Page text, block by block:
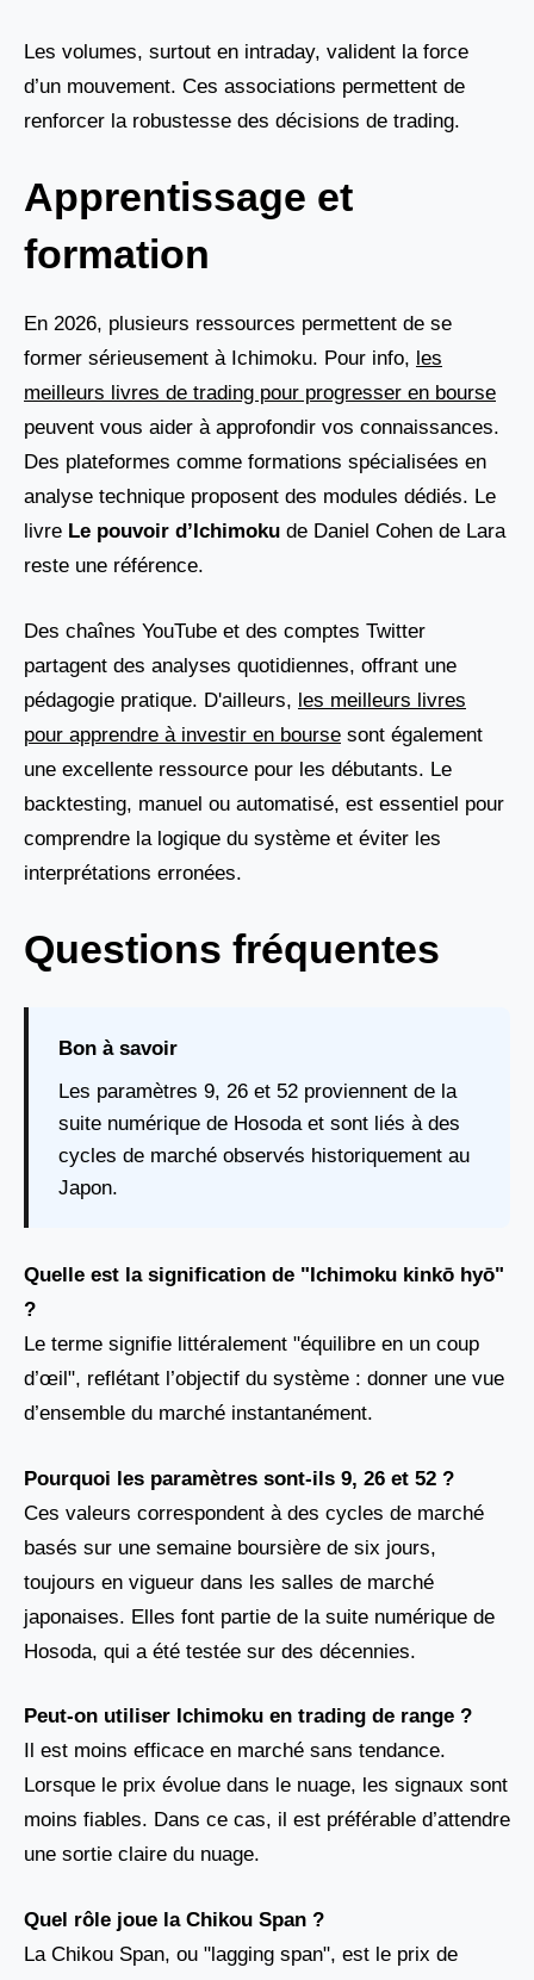
Les volumes, surtout en intraday, valident la force
d’un mouvement. Ces associations permettent de
renforcer la robustesse des décisions de trading.
Apprentissage et
formation
En 2026, plusieurs ressources permettent de se
former sérieusement à Ichimoku. Pour info, les
meilleurs livres de trading pour progresser en bourse
peuvent vous aider à approfondir vos connaissances.
Des plateformes comme formations spécialisées en
analyse technique proposent des modules dédiés. Le
livre Le pouvoir d’Ichimoku de Daniel Cohen de Lara
reste une référence.
Des chaînes YouTube et des comptes Twitter
partagent des analyses quotidiennes, offrant une
pédagogie pratique. D'ailleurs, les meilleurs livres
pour apprendre à investir en bourse sont également
une excellente ressource pour les débutants. Le
backtesting, manuel ou automatisé, est essentiel pour
comprendre la logique du système et éviter les
interprétations erronées.
Questions fréquentes
Bon à savoir
Les paramètres 9, 26 et 52 proviennent de la
suite numérique de Hosoda et sont liés à des
cycles de marché observés historiquement au
Japon.
Quelle est la signification de "Ichimoku kinkō hyō"
?
Le terme signifie littéralement "équilibre en un coup
d’œil", reflétant l’objectif du système : donner une vue
d’ensemble du marché instantanément.
Pourquoi les paramètres sont-ils 9, 26 et 52 ?
Ces valeurs correspondent à des cycles de marché
basés sur une semaine boursière de six jours,
toujours en vigueur dans les salles de marché
japonaises. Elles font partie de la suite numérique de
Hosoda, qui a été testée sur des décennies.
Peut-on utiliser Ichimoku en trading de range ?
Il est moins efficace en marché sans tendance.
Lorsque le prix évolue dans le nuage, les signaux sont
moins fiables. Dans ce cas, il est préférable d’attendre
une sortie claire du nuage.
Quel rôle joue la Chikou Span ?
La Chikou Span, ou "lagging span", est le prix de